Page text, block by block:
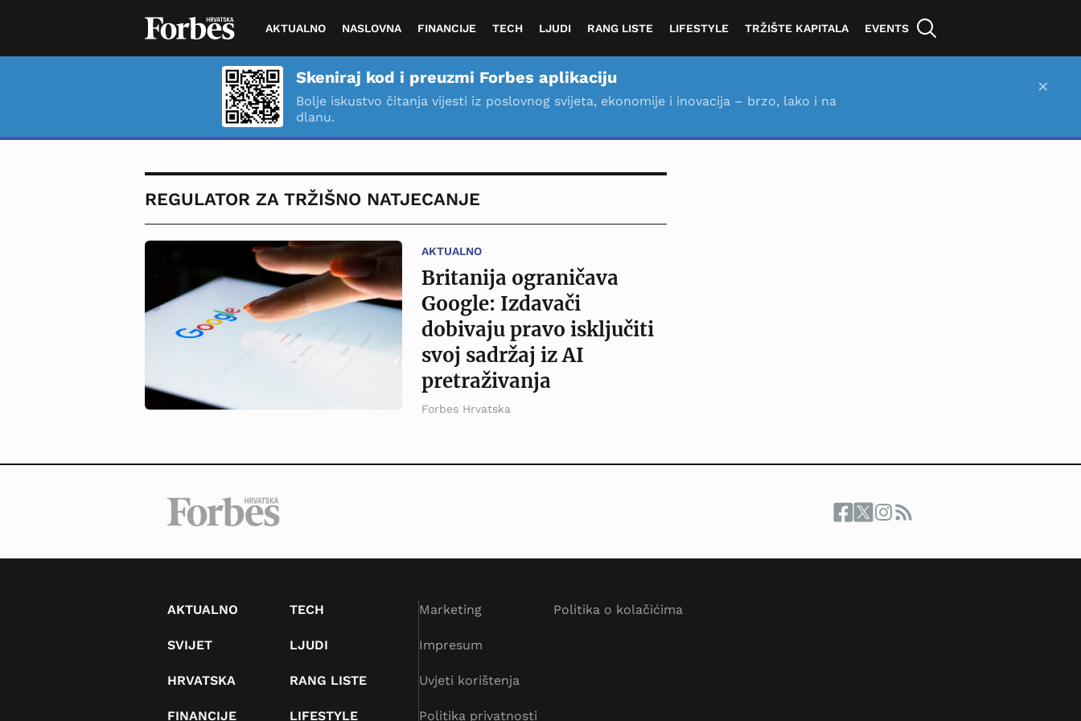
AKTUALNO NASLOVNA FINANCIJE TECH LJUDI RANG LISTE LIFESTYLE TRŽIŠTE KAPITALA EVENTS
Skeniraj kod i preuzmi Forbes aplikaciju
Bolje iskustvo čitanja vijesti iz poslovnog svijeta, ekonomije i inovacija – brzo, lako i na
dlanu.
×
REGULATOR ZA TRŽIŠNO NATJECANJE
AKTUALNO
Britanija ograničava
Google: Izdavači
dobivaju pravo isključiti
svoj sadržaj iz AI
pretraživanja
Forbes Hrvatska
AKTUALNO
SVIJET
HRVATSKA
FINANCIJE
TECH
LJUDI
RANG LISTE
LIFESTYLE
Marketing
Impresum
Uvjeti korištenja
Politika privatnosti
Politika o kolačićima